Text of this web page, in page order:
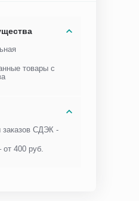
товары с
СДЭК -
400 руб.